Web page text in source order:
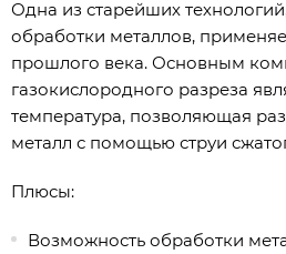
Одна из старейших
обработки металлов,
прошлого века. Основным
газокислородного разреза
температура, позволяющая
металл с помощью струи
Плюсы:
Возможность обработки